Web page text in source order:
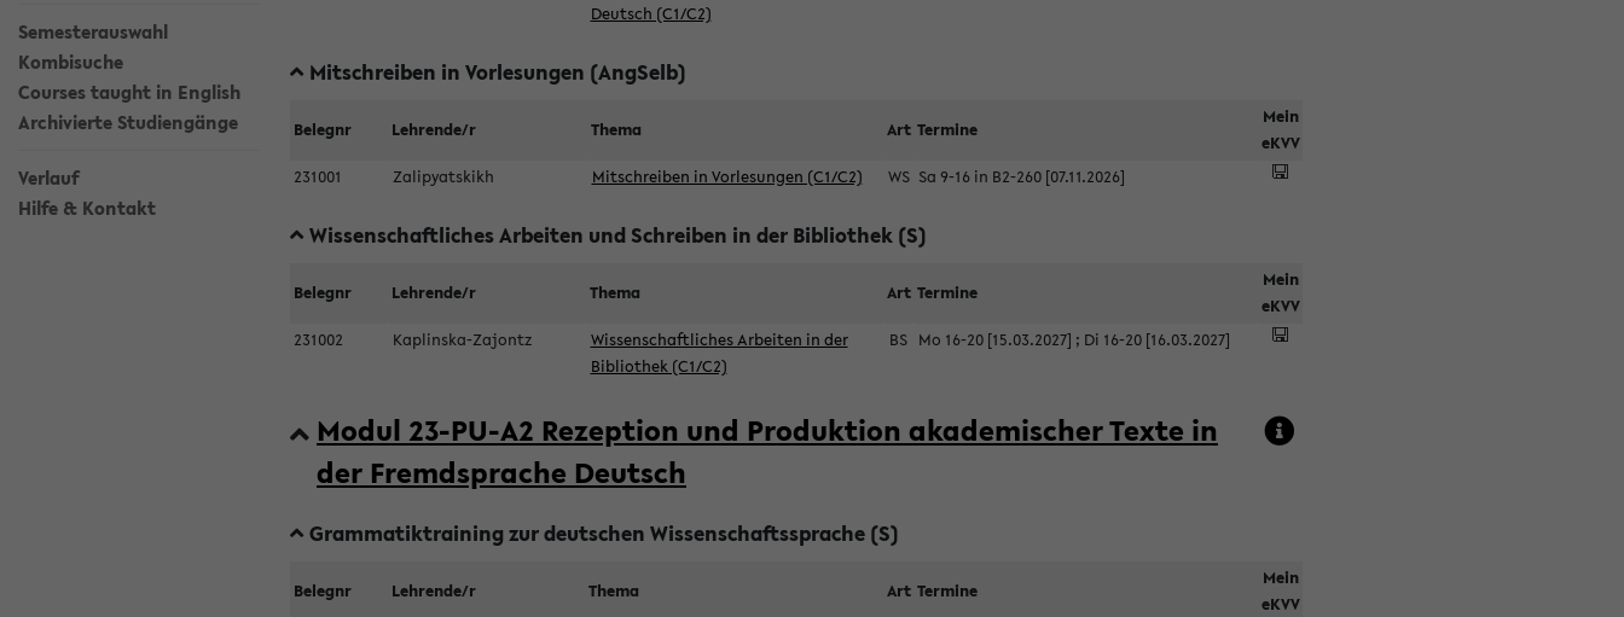
Semesterauswahl
Kombisuche
Courses taught in English
Archivierte Studiengänge
Verlauf
Hilfe & Kontakt
Deutsch (C1/C2)
Mitschreiben in Vorlesungen (AngSelb)
Belegnr Lehrende/r Thema Art Termine
Mein
eKVV
231001
Zalipyatskikh Mitschreiben in Vorlesungen (C1/C2) WS Sa 9-16 in B2-260 [07.11.2026]
Wissenschaftliches Arbeiten und Schreiben in der Bibliothek (S)
Belegnr Lehrende/r Thema Art Termine
Mein
eKVV
231002
Kaplinska-Zajontz
Wissenschaftliches Arbeiten in der
Bibliothek (C1/C2)
BS Mo 16-20 [15.03.2027] ; Di 16-20 [16.03.2027]
Modul 23-PU-A2 Rezeption und Produktion akademischer Texte in
der Fremdsprache Deutsch
Grammatiktraining zur deutschen Wissenschaftssprache (S)
Belegnr Lehrende/r Thema Art Termine
Mein
eKVV